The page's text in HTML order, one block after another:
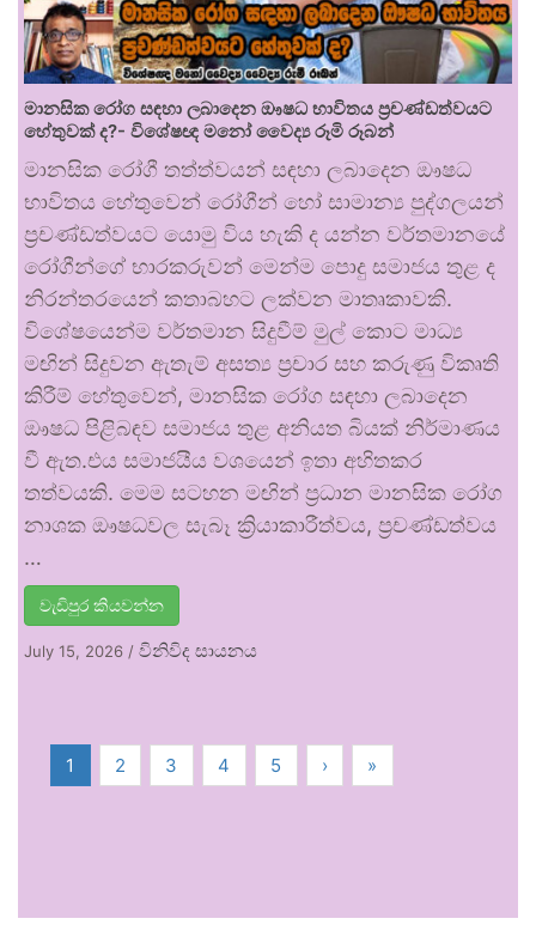
මානසික රෝග සඳහා ලබාදෙන ඖෂධ භාවිතය ප්‍රචණ්ඩත්වයට
හේතුවක් ද?- විශේෂඥ මනෝ වෛද්‍ය රූමි රූබන්
මානසික රෝගී තත්ත්වයන් සඳහා ලබාදෙන ඖෂධ
භාවිතය හේතුවෙන් රෝගීන් හෝ සාමාන්‍ය පුද්ගලයන්
ප්‍රචණ්ඩත්වයට යොමු විය හැකි ද යන්න වර්තමානයේ
රෝගීන්ගේ භාරකරුවන් මෙන්ම පොදු සමාජය තුළ ද
නිරන්තරයෙන් කතාබහට ලක්වන මාතෘකාවකි.
විශේෂයෙන්ම වර්තමාන සිදුවීම් මුල් කොට මාධ්‍ය
මඟින් සිදුවන ඇතැම් අසත්‍ය ප්‍රචාර සහ කරුණු විකෘති
කිරීම් හේතුවෙන්, මානසික රෝග සඳහා ලබාදෙන
ඖෂධ පිළිබඳව සමාජය තුළ අනියත බියක් නිර්මාණය
වී ඇත.එය සමාජයීය වශයෙන් ඉතා අහිතකර
තත්වයකි. මෙම සටහන මඟින් ප්‍රධාන මානසික රෝග
නාශක ඖෂධවල සැබෑ ක්‍රියාකාරීත්වය, ප්‍රචණ්ඩත්වය
…
වැඩිපුර කියවන්න
July 15, 2026 / විනිවිද සායනය
1 2 3 4 5 › »